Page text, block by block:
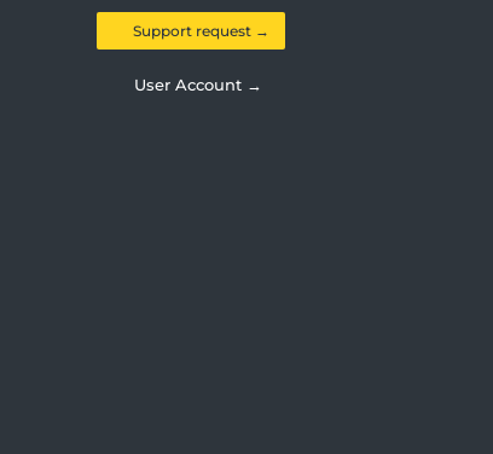
Support request →
User Account →